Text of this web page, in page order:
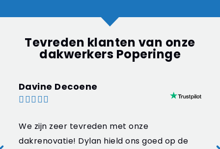
Tevreden klanten van onze
dakwerkers Poperinge
Davine Decoene
    
We zijn zeer tevreden met onze
dakrenovatie! Dylan hield ons goed op de